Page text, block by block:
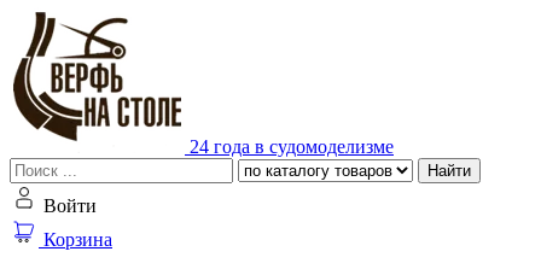
24 года в судомоделизме
Найти
Войти
Корзина